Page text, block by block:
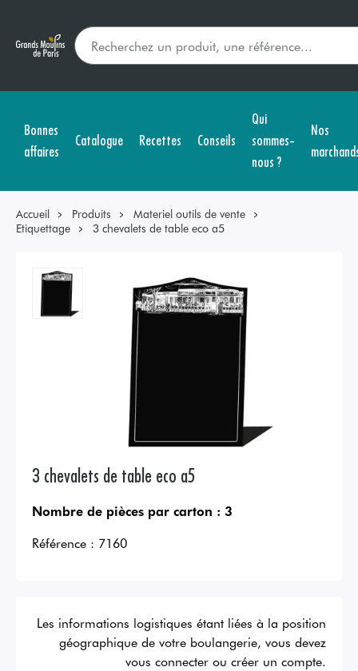
Bonnes
affaires
Catalogue Recettes Conseils
Qui
sommes-
nous ?
Nos
Accueil Produits
Materiel outils de vente
Etiquettage
3 chevalets de table eco a5
3 chevalets de table eco a5
Nombre de pièces par carton : 3
Référence : 7160
Les informations logistiques étant liées à la position
géographique de votre boulangerie, vous devez
vous connecter ou créer un compte.